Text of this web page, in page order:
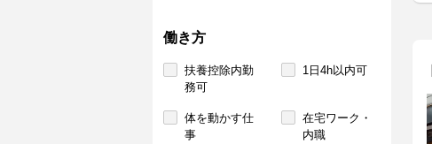
働き方
扶養控除内勤
務可
1日4h以内可
体を動かす仕
事
在宅ワーク・
内職